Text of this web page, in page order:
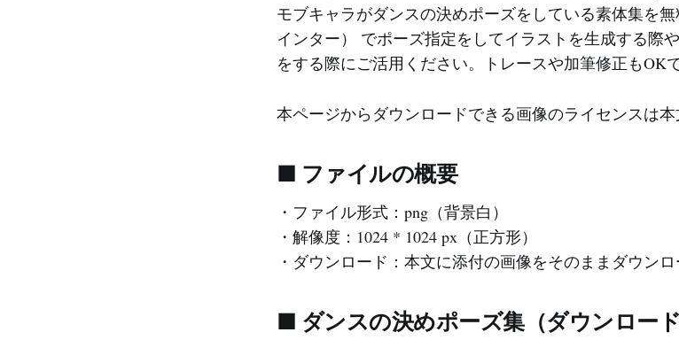
モブキャラがダンスの決めポーズをしている素体集を無
インター） でポーズ指定をしてイラストを生成する際
をする際にご活用ください。トレースや加筆修正もOKで
本ページからダウンロードできる画像のライセンスは本
■ ファイルの概要
・ファイル形式：png（背景白）
・解像度：1024 * 1024 px（正方形）
・ダウンロード：本文に添付の画像をそのままダウン
■ ダンスの決めポーズ集（ダウンロード